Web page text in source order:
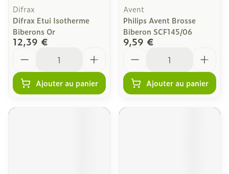
Difrax
Difrax Etui Isotherme
Biberons Or
12,39 €
Ajouter au panier
Avent
Philips Avent Brosse
Biberon SCF145/06
9,59 €
Ajouter au panier